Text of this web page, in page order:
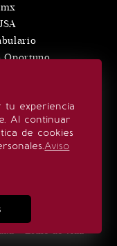
tu experiencia
Al continuar
de cookies
Aviso
Oportuno
Estilo de vida